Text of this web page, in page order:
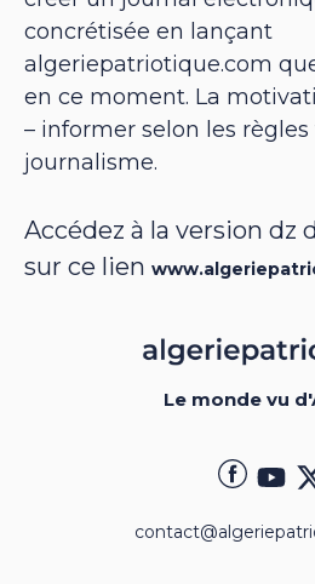
concrétisée en lançant
algeriepatriotique.com
en ce moment. La
– informer selon les
journalisme.
Accédez à la version dz
sur ce lien
Le monde vu